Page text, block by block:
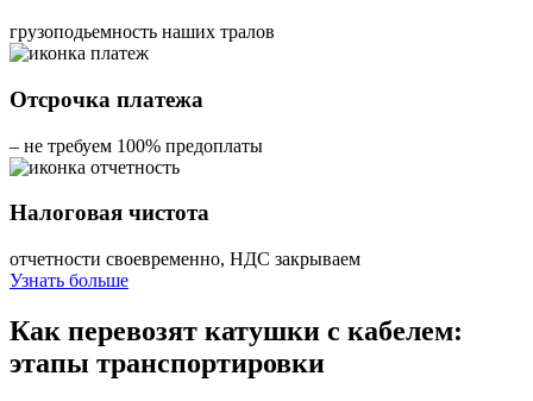
грузоподьемность наших тралов
Отсрочка платежа
– не требуем 100% предоплаты
Налоговая чистота
отчетности своевременно, НДС закрываем
Узнать больше
Как перевозят катушки с кабелем:
этапы транспортировки